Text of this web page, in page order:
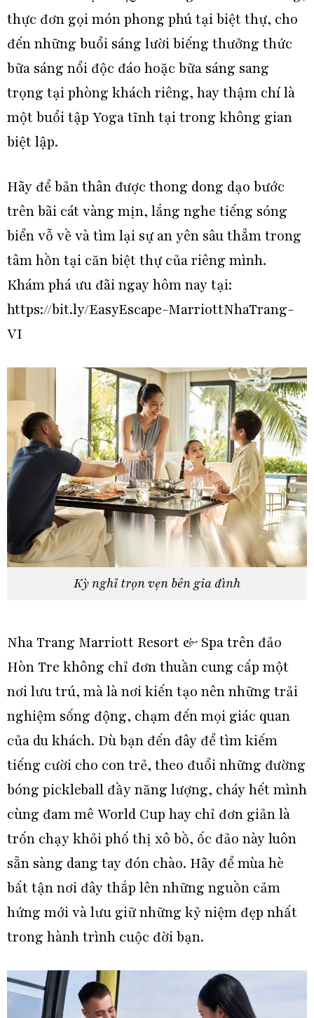
thực đơn gọi món phong phú tại biệt thự, cho
đến những buổi sáng lười biếng thưởng thức
bữa sáng nổi độc đáo hoặc bữa sáng sang
trọng tại phòng khách riêng, hay thậm chí là
một buổi tập Yoga tĩnh tại trong không gian
biệt lập.
Hãy để bản thân được thong dong dạo bước
trên bãi cát vàng mịn, lắng nghe tiếng sóng
biển vỗ về và tìm lại sự an yên sâu thẳm trong
tâm hồn tại căn biệt thự của riêng mình.
Khám phá ưu đãi ngay hôm nay tại:
https://bit.ly/EasyEscape-MarriottNhaTrang-
VI
Kỳ nghỉ trọn vẹn bên gia đình
Nha Trang Marriott Resort & Spa trên đảo
Hòn Tre không chỉ đơn thuần cung cấp một
nơi lưu trú, mà là nơi kiến tạo nên những trải
nghiệm sống động, chạm đến mọi giác quan
của du khách. Dù bạn đến đây để tìm kiếm
tiếng cười cho con trẻ, theo đuổi những đường
bóng pickleball đầy năng lượng, cháy hết mình
cùng đam mê World Cup hay chỉ đơn giản là
trốn chạy khỏi phố thị xô bồ, ốc đảo này luôn
sẵn sàng dang tay đón chào. Hãy để mùa hè
bất tận nơi đây thắp lên những nguồn cảm
hứng mới và lưu giữ những kỷ niệm đẹp nhất
trong hành trình cuộc đời bạn.